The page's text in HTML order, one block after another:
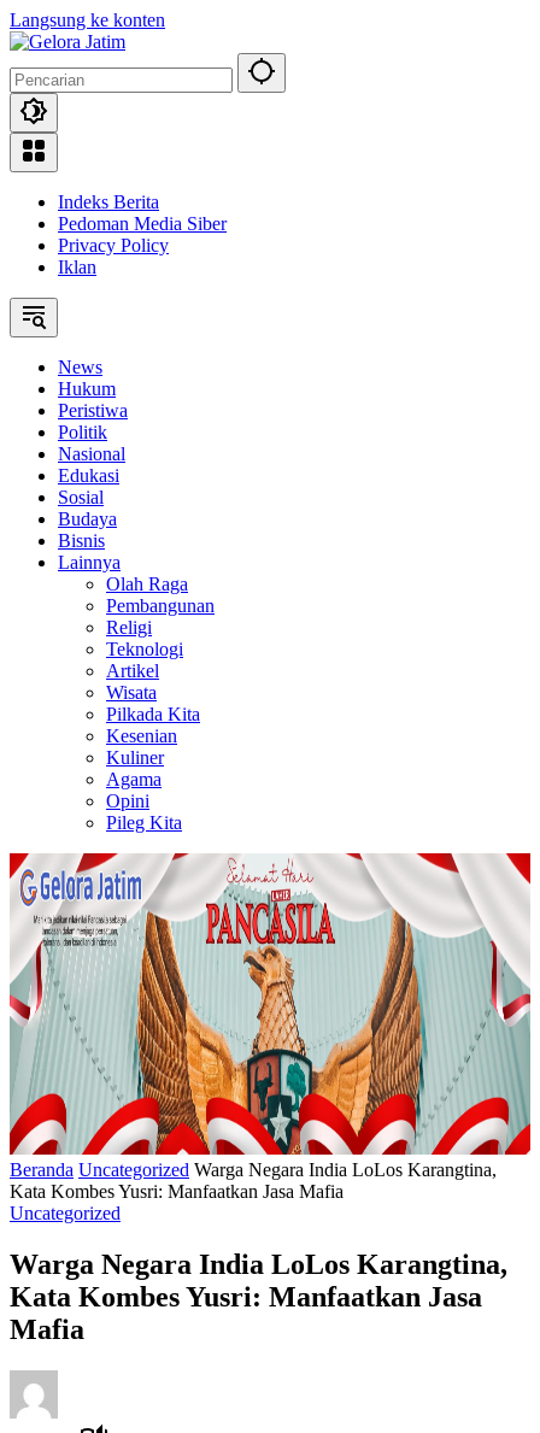
Langsung ke konten
Indeks Berita
Pedoman Media Siber
Privacy Policy
Iklan
News
Hukum
Peristiwa
Politik
Nasional
Edukasi
Sosial
Budaya
Bisnis
Lainnya
Olah Raga
Pembangunan
Religi
Teknologi
Artikel
Wisata
Pilkada Kita
Kesenian
Kuliner
Agama
Opini
Pileg Kita
Beranda Uncategorized Warga Negara India LoLos Karangtina,
Kata Kombes Yusri: Manfaatkan Jasa Mafia
Uncategorized
Warga Negara India LoLos Karangtina,
Kata Kombes Yusri: Manfaatkan Jasa
Mafia